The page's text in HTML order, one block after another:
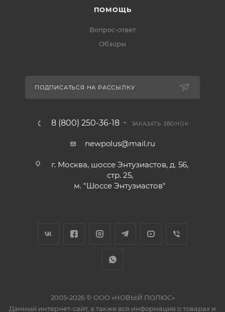
ПОМОЩЬ
Вопрос-ответ
Обзоры
ПОДПИСАТЬСЯ НА РАССЫЛКУ
8 (800) 250-36-18 ЗАКАЗАТЬ ЗВОНОК
newpolus@mail.ru
г. Москва, шоссе Энтузиастов, д. 56,
стр. 25,
м. "Шоссе Энтузиастов"
2005-2026 © ООО «НОВЫЙ ПОЛЮС»
Данный интернет-сайт, а также вся информация о товарах и